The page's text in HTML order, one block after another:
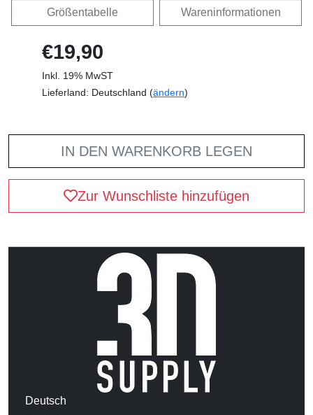
Größentabelle Wareninformationen
€19,90
Inkl. 19% MwST
Lieferland: Deutschland (ändern)
IN DEN WARENKORB LEGEN
Zur Wunschliste hinzufügen
Deutsch